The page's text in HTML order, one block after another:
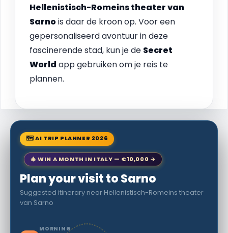
Hellenistisch-Romeins theater van
Sarnois daar de kroon op. Voor een
gepersonaliseerd avontuur in deze
fascinerende stad, kun je de Secret
World app gebruiken om je reis te
plannen.
🗺 AI TRIP PLANNER 2026
🎄 WIN A MONTH IN ITALY — €10,000 →
Plan your visit to Sarno
Suggested itinerary near Hellenistisch-Romeins theater
van Sarno
MORNING